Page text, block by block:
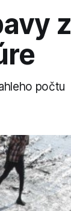
z
počtu